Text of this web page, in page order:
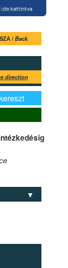
/Back
direction